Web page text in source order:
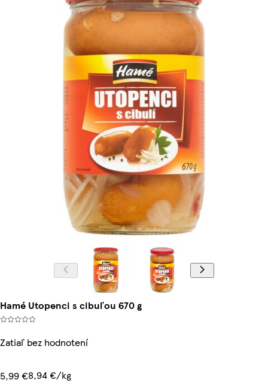
Hamé Utopenci s cibuľou 670 g
Zatiaľ bez hodnotení
5,99 €8,94 €/kg